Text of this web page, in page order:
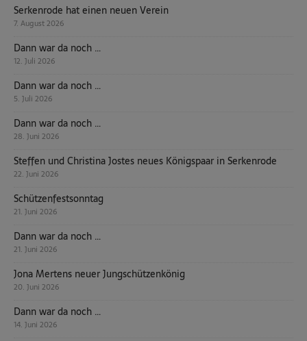
Serkenrode hat einen neuen Verein
7. August 2026
Dann war da noch …
12. Juli 2026
Dann war da noch …
5. Juli 2026
Dann war da noch …
28. Juni 2026
Steffen und Christina Jostes neues Königspaar in Serkenrode
22. Juni 2026
Schützenfestsonntag
21. Juni 2026
Dann war da noch …
21. Juni 2026
Jona Mertens neuer Jungschützenkönig
20. Juni 2026
Dann war da noch …
14. Juni 2026